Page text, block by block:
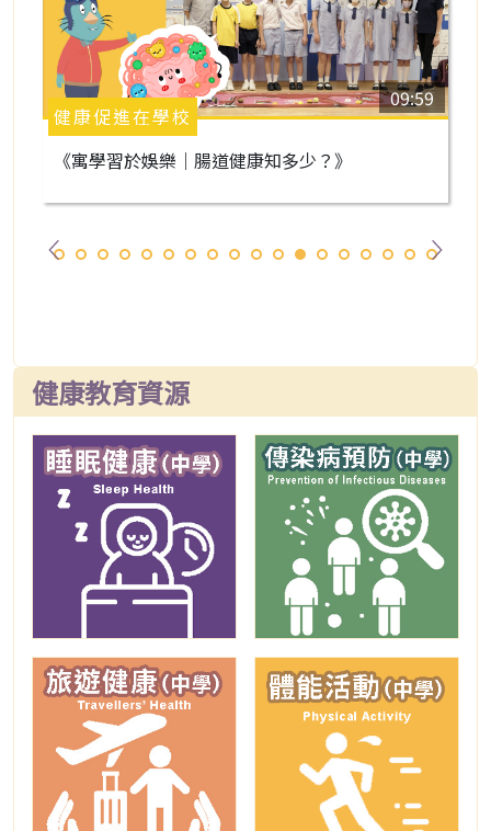
09:59
健康促進在學校
《寓學習於娛樂｜腸道健康知多少？》
健康教育資源